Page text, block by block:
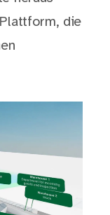
die